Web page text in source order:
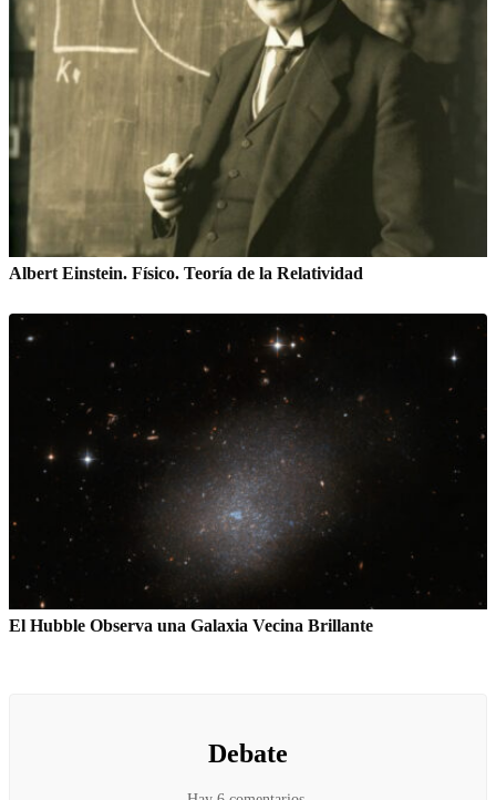
Albert Einstein. Físico. Teoría de la Relatividad
El Hubble Observa una Galaxia Vecina Brillante
Debate